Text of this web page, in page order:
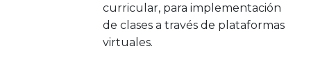
curricular, para implementación
de clases a través de plataformas
virtuales.